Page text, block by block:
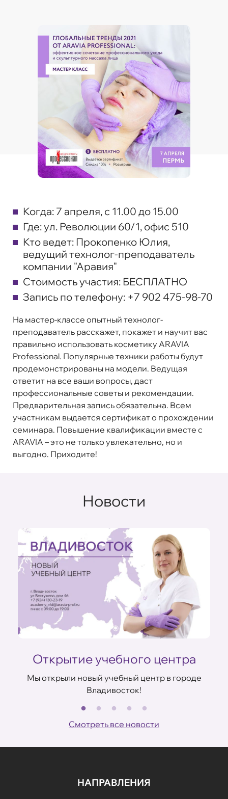
Когда: 7 апреля, с 11.00 до 15.00
Где:ул. Революции 60/1, офис 510
Кто ведет: Прокопенко Юлия,
ведущий технолог-преподаватель
компании "Аравия"
Стоимость участия: БЕСПЛАТНО
Запись по телефону: +7 902 475-98-70
На мастер-классе опытный технолог-
преподаватель расскажет, покажет и научит вас
правильно использовать косметику ARAVIA
Professional. Популярные техники работы будут
продемонстрированы на модели. Ведущая
ответит на все ваши вопросы, даст
профессиональные советы и рекомендации.
Предварительная запись обязательна. Всем
участникам выдается сертификат о прохождении
семинара. Повышение квалификации вместе с
ARAVIA – это не только увлекательно, но и
выгодно. Приходите!
Новости
Открытие учебного центра
Мы открыли новый учебный центр в городе
Владивосток!
Смотреть все новости
НАПРАВЛЕНИЯ